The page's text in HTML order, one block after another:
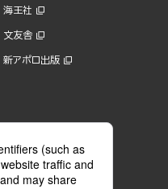
海王社
文友舎
新アポロ出版